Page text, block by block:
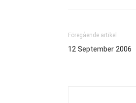
Föregående artikel
12 September 2006